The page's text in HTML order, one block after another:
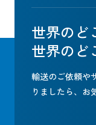
世界のど
世界のど
輸送のご依頼や
りましたら、 お